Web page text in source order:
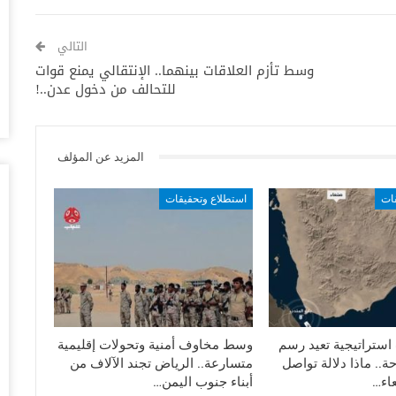
أكثر فأكثر طالما استمر العدوان والحصار على بلدنا،
والمطارات العسكرية أو التي قد تستخدم لأغراض عسكرية.
التالي
وسط تأزم العلاقات بينهما.. الإنتقالي يمنع قوات
للتحالف من دخول عدن..!
المزيد عن المؤلف
تعيد رسم
ماذا دلالة تواصل
استطلاع وتحقيقات
وسط مخاوف أمنية وتحولات إقليمية
متسارعة.. الرياض تجند الآلاف من
أبناء جنوب اليمن…